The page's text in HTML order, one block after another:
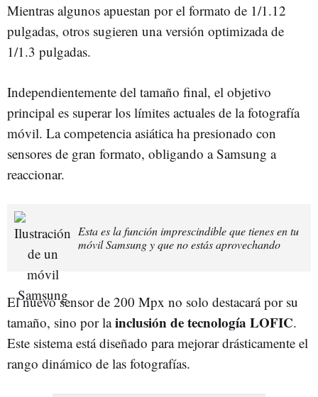
Mientras algunos apuestan por el formato de 1/1.12
pulgadas, otros sugieren una versión optimizada de
1/1.3 pulgadas.
Independientemente del tamaño final, el objetivo
principal es superar los límites actuales de la fotografía
móvil. La competencia asiática ha presionado con
sensores de gran formato, obligando a Samsung a
reaccionar.
Esta es la función imprescindible que tienes en tu
móvil Samsung y que no estás aprovechando
El nuevo sensor de 200 Mpx no solo destacará por su
tamaño, sino por lainclusión de tecnología LOFIC.
Este sistema está diseñado para mejorar drásticamente el
rango dinámico de las fotografías.